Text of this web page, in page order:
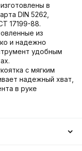
в
DIN 5262,
17199-88.
из
и надежно
удобным
с мягким
надежный хват,
в руке